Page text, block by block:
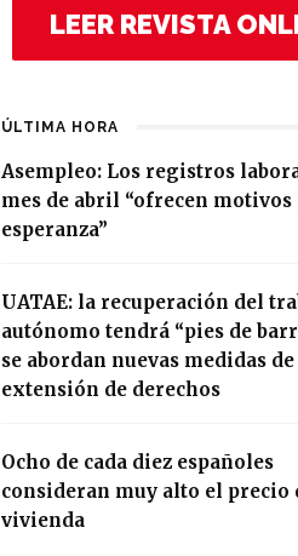
LEER REVISTA
ÚLTIMA HORA
Asempleo: Los registros
mes de abril “ofrecen motivos
esperanza”
UATAE: la recuperación del
autónomo tendrá “pies de
se abordan nuevas medidas
extensión de derechos
Ocho de cada diez españoles
consideran muy alto el precio
vivienda